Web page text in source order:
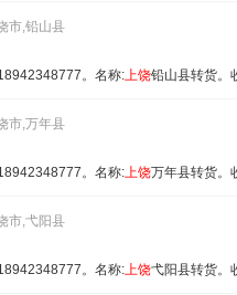
市,铅山县
。名称:上饶铅山县转货。
市,万年县
。名称:上饶万年县转货。
市,弋阳县
。名称:上饶弋阳县转货。